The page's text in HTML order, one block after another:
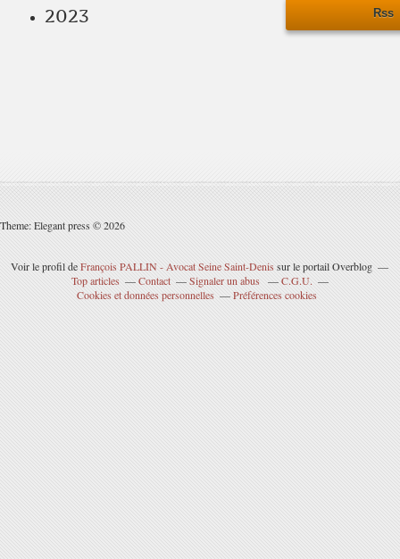
2023
Rss
Theme: Elegant press © 2026
Voir le profil deFrançois PALLIN - Avocat Seine Saint-Denis sur le portail Overblog
Top articles
Contact Signaler un abus
C.G.U.
Cookies et données personnelles
Préférences cookies